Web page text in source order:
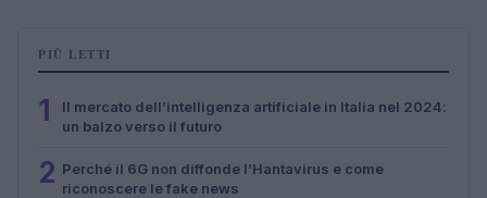
PIÙ LETTI
1
Il mercato dell’intelligenza artificiale in Italia nel 2024:
un balzo verso il futuro
2 Perché il 6G non diffonde l’Hantavirus e come
riconoscere le fake news